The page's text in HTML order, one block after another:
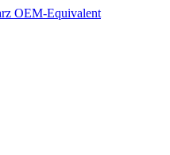
OEM-Equivalent